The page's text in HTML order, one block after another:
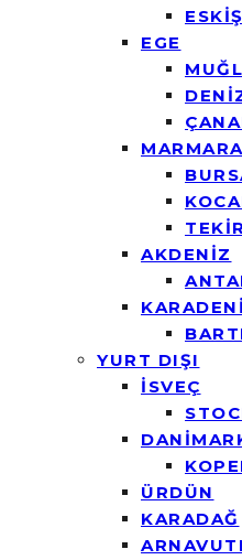
EGE
MARMARA
AKDENİZ
YURT DIŞI
İSVEÇ
ÜRDÜN
KARADAĞ